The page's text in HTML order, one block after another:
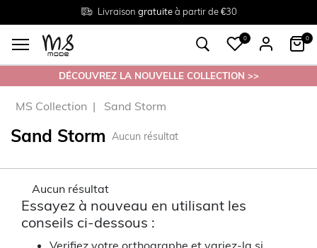
Livraison gratuiteà partir de €30
Tailles du38 au 54
Retourgratuit en magasin
0 0
DÉCOUVREZ LA NOUVELLE COLLECTION >>
MS Collection Sand Storm
Sand Storm Aucun résultat
Aucun résultat
Essayez à nouveau en utilisant les
conseils ci-dessous :
Verifiez votre orthographe et variez-la si